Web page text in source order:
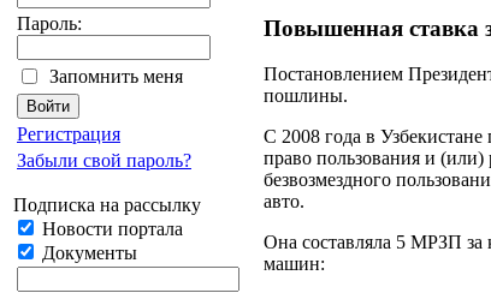
Пароль:
Запомнить меня
Регистрация
Забыли свой пароль?
Подписка на рассылку
Новости портала
Документы
Повышенная ставка
Постановлением
пошлины.
С 2008 года в Узбекистане
право пользования и
безвозмездного
авто.
Она составляла 5 МРЗП
машин: